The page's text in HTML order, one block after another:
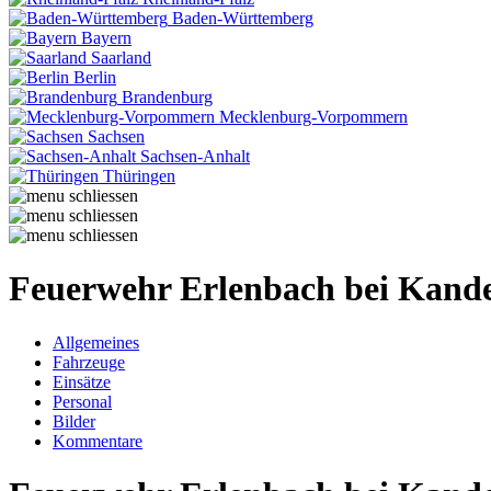
Baden-Württemberg
Bayern
Saarland
Berlin
Brandenburg
Mecklenburg-Vorpommern
Sachsen
Sachsen-Anhalt
Thüringen
Feuerwehr Erlenbach bei
Allgemeines
Fahrzeuge
Einsätze
Personal
Bilder
Kommentare